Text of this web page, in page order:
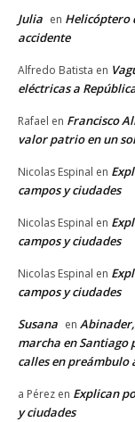
Julia en Helicóptero
accidente
Alfredo Batista en
eléctricas a
Rafael en Francisco
valor patrio en un
Nicolas Espinal en
campos y ciudades
Nicolas Espinal en
campos y ciudades
Nicolas Espinal en
campos y ciudades
Susana en
marcha en Santiago
calles en preámbulo
a Pérez en Explican
y ciudades